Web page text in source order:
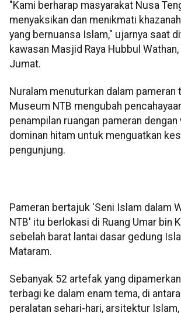
"Kami berharap masyarakat Nusa
menyaksikan dan menikmati
yang bernuansa Islam," ujarnya saat
kawasan Masjid Raya Hubbul
Jumat.
Nuralam menuturkan dalam pameran
Museum NTB mengubah
penampilan ruangan pameran dengan
dominan hitam untuk menguatkan
pengunjung.
Pameran bertajuk 'Seni Islam dalam
NTB' itu berlokasi di Ruang Umar bin
sebelah barat lantai dasar gedung
Mataram.
Sebanyak 52 artefak yang
terbagi ke dalam enam tema, di
peralatan sehari-hari, arsitektur